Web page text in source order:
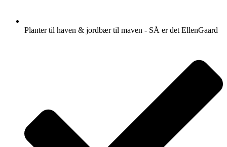
Planter til haven & jordbær til maven - SÅ er det EllenGaard